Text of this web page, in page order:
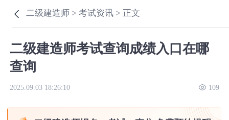
二级建造师 >考试资讯 > 正文
二级建造师考试查询成绩入口在哪
查询
2025.09.03 18:26:10 109